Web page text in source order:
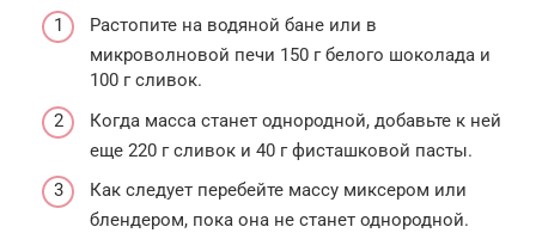
Растопите на водяной бане или в
микроволновой печи 150 г белого шоколада и
100 г сливок.
Когда масса станет однородной, добавьте к ней
еще 220 г сливок и 40 г фисташковой пасты.
Как следует перебейте массу миксером или
блендером, пока она не станет однородной.